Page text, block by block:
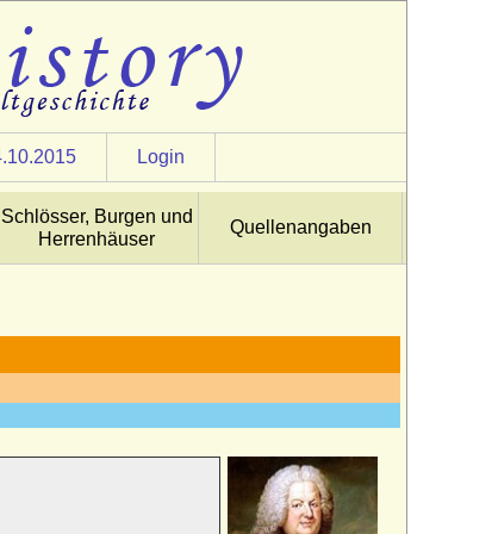
Login
Schlösser, Burgen und
Herrenhäuser
Quellenangaben